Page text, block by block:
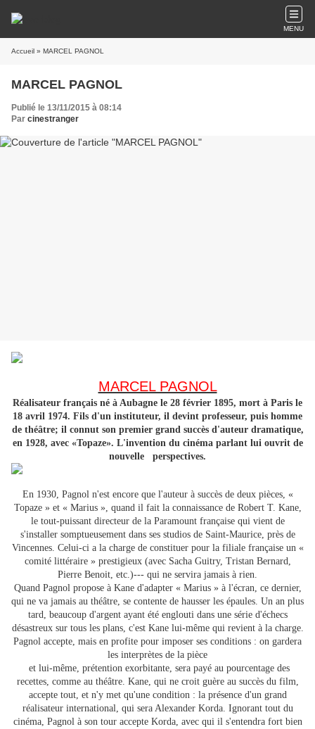
MENU
Accueil » MARCEL PAGNOL
MARCEL PAGNOL
Publié le 13/11/2015 à 08:14
Par cinestranger
MARCEL PAGNOL
Réalisateur français né à Aubagne le 28 février 1895, mort à Paris le
18 avril 1974. Fils d'un instituteur, il devint professeur, puis homme
de théâtre; il connut son premier grand succès d'auteur dramatique,
en 1928, avec «Topaze». L'invention du cinéma parlant lui ouvrit de
nouvelle perspectives.
En 1930, Pagnol n'est encore que l'auteur à succès de deux pièces, «
Topaze » et « Marius », quand il fait la connaissance de Robert T. Kane,
le tout-puissant directeur de la Paramount française qui vient de
s'installer somptueusement dans ses studios de Saint-Maurice, près de
Vincennes. Celui-ci a la charge de constituer pour la filiale française un «
comité littéraire » prestigieux (avec Sacha Guitry, Tristan Bernard,
Pierre Benoit, etc.)--- qui ne servira jamais à rien.
Quand Pagnol propose à Kane d'adapter « Marius » à l'écran, ce dernier,
qui ne va jamais au théâtre, se contente de hausser les épaules. Un an plus
tard, beaucoup d'argent ayant été englouti dans une série d'échecs
désastreux sur tous les plans, c'est Kane lui-même qui revient à la charge.
Pagnol accepte, mais en profite pour imposer ses conditions : on gardera
les interprètes de la pièce
et lui-même, prétention exorbitante, sera payé au pourcentage des
recettes, comme au théâtre. Kane, qui ne croit guère au succès du film,
accepte tout, et n'y met qu'une condition : la présence d'un grand
réalisateur international, qui sera Alexander Korda. Ignorant tout du
cinéma, Pagnol à son tour accepte Korda, avec qui il s'entendra fort bien